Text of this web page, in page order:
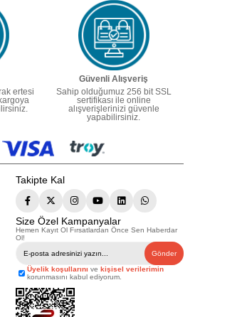
ertesi
Güvenli Alışveriş
Sahip olduğumuz 256 bit SSL
sertifikası ile online
alışverişlerinizi güvenle
yapabilirsiniz.
Takipte Kal
Size Özel Kampanyalar
Hemen Kayıt Ol Fırsatlardan Önce Sen Haberdar
Ol!
Gönder
Üyelik koşullarını ve kişisel verilerimin
korunmasını kabul ediyorum.